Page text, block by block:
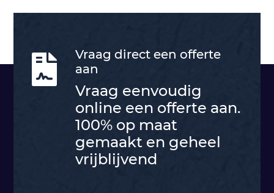

Vraag direct een offerte
aan
Vraag eenvoudig
online een offerte aan.
100% op maat
gemaakt en geheel
vrijblijvend